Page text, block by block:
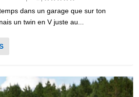
dans un garage que sur ton
un twin en V juste au...